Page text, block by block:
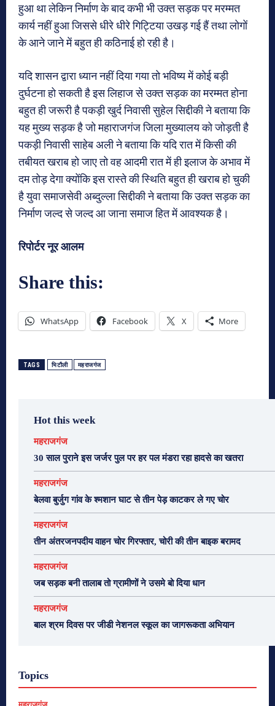
हुआ था लेकिन निर्माण के बाद कभी भी उक्त सड़क पर मरम्मत
कार्य नहीं हुआ जिससे धीरे धीरे गिट्टिया उखड़ गई हैं तथा लोगों
के आने जाने में बहुत ही कठिनाई हो रही है।
यदि शासन द्वारा ध्यान नहीं दिया गया तो भविष्य में कोई बड़ी
दुर्घटना हो सकती है इस लिहाज से उक्त सड़क का मरम्मत होना
बहुत ही जरूरी है पकड़ी खुर्द निवासी सुहेल सिद्दीकी ने बताया कि
यह मुख्य सड़क है जो महाराजगंज जिला मुख्यालय को जोड़ती है
पकड़ी निवासी साहेब अली ने बताया कि यदि रात में किसी की
तबीयत खराब हो जाए तो वह आदमी रात में ही इलाज के अभाव में
दम तोड़ देगा क्योंकि इस रास्ते की स्थिति बहुत ही खराब हो चुकी
है युवा समाजसेवी अब्दुल्ला सिद्दीकी ने बताया कि उक्त सड़क का
निर्माण जल्द से जल्द आ जाना समाज हित में आवश्यक है।
रिपोर्टर नूर आलम
Share this:
WhatsApp Facebook X More
TAGS भिटौली महराजगंज
Hot this week
महराजगंज
30 साल पुराने इस जर्जर पुल पर हर पल मंडरा रहा हादसे का खतरा
महराजगंज
बेलवा बुर्जुग गांव के श्मशान घाट से तीन पेड़ काटकर ले गए चोर
महराजगंज
तीन अंतरजनपदीय वाहन चोर गिरफ्तार, चोरी की तीन बाइक बरामद
महराजगंज
जब सड़क बनी तालाब तो ग्रामीणों ने उसमे बो दिया धान
महराजगंज
बाल श्रम दिवस पर जीडी नेशनल स्कूल का जागरूकता अभियान
Topics